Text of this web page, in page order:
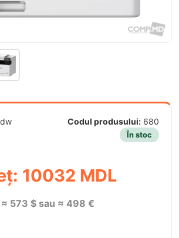
Codul produsului: 680
În stoc
10032 MDL
≈ 573 $ sau ≈ 498 €